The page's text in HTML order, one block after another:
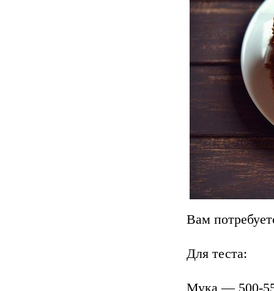
Вам
Для теста:
Мука — 500-